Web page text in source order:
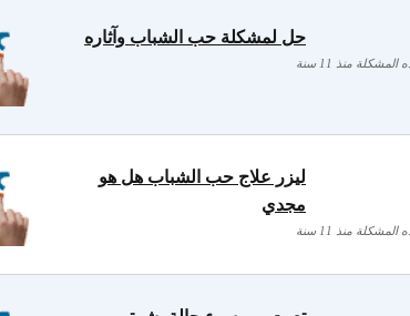
حل لمشكلة حب الشباب وآثاره
منذ 11 سنة
ليزر علاج حب الشباب هل هو
مجدي
منذ 11 سنة